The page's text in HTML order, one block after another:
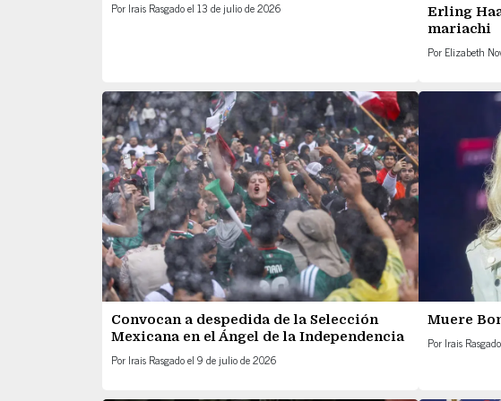
Por Irais Rasgadoel 13 de julio de 2026
Erling
mariachi
Por Elizabeth
Convocan a despedida de la Selección
Mexicana en el Ángel de la Independencia
Por Irais Rasgadoel 9 de julio de 2026
Muere
Por Irais Rasgado